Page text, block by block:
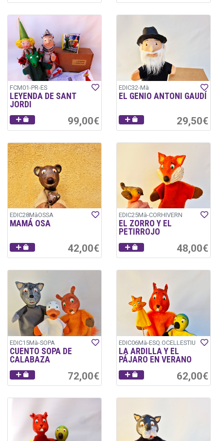
FCM01-PR-ES
LEYENDA DE SANT
JORDI
99,00€
EDIC32-Mà
EL GENIO ANTONI GAUDÍ
29,50€
EDIC28MàOSSA
MAMÁ OSA
42,00€
EDIC25Mà-CORHIVERN
EL ZORRO Y EL
PETIRROJO
48,00€
EDIC15Mà-SOPA
CUENTO SOPA DE
CALABAZA
72,00€
EDIC06Mà-ESQ.OCELLESTIU
LA ARDILLA Y EL
PÁJARO EN VERANO
62,00€